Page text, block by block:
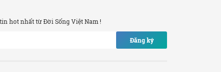
hot nhất từ Đời Sống Việt Nam !
Đăng ký